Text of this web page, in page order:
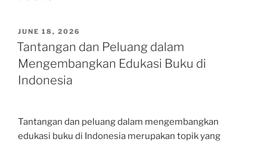
POSTED
ON
JUNE 18, 2026
Tantangan dan Peluang dalam
Mengembangkan Edukasi Buku di
Indonesia
Tantangan dan peluang dalam mengembangkan
edukasi buku di Indonesia merupakan topik yang